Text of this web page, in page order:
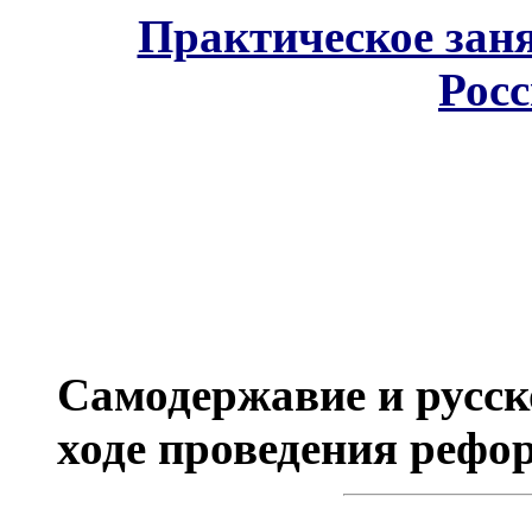
Практическое
Самодержавие и
ходе проведения